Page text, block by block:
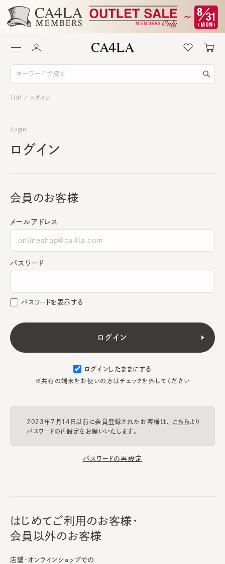
TOP / ログイン
Login
ログイン
会員のお客様
メールアドレス
パスワード
パスワードを表示する
ログインしたままにする
※共有の端末をお使いの方はチェックを外してください
2023年7月14日以前に会員登録されたお客様は、 こちらより
パスワードの再設定をお願いいたします。
パスワードの再設定
はじめてご利用のお客様・
会員以外のお客様
店舗・オンラインショップでの